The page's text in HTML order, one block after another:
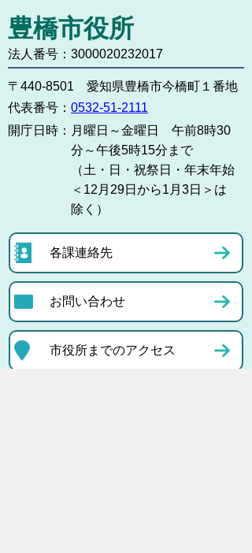
豊橋市役所
法人番号：3000020232017
〒440-8501 愛知県豊橋市今橋町１番地
代表番号： 0532-51-2111
開庁日時： 月曜日～金曜日 午前8時30
分～午後5時15分まで
（土・日・祝祭日・年末年始
＜12月29日から1月3日＞は
除く）
各課連絡先
お問い合わせ
市役所までのアクセス